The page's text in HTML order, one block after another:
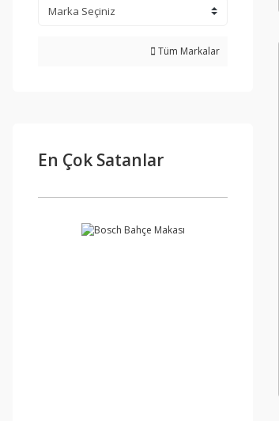
Tüm Markalar
En Çok Satanlar